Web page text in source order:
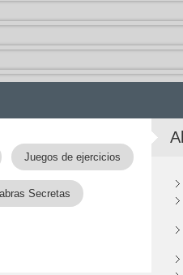
Juegos de ejercicios
Secretas